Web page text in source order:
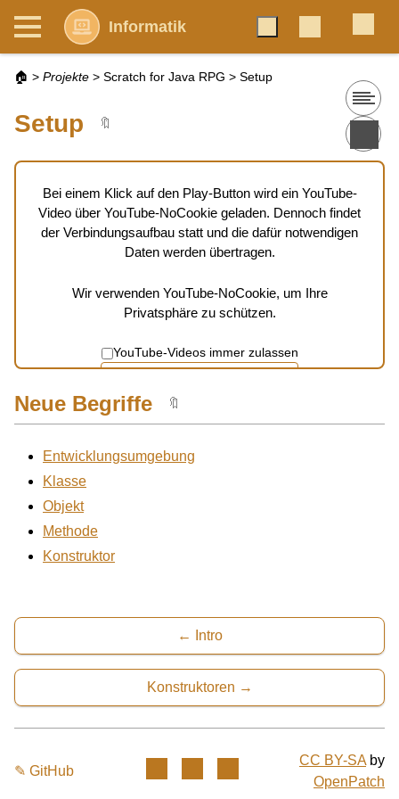
Informatik
🏠 > Projekte > Scratch for Java RPG > Setup
Setup 🔖
Bei einem Klick auf den Play-Button wird ein YouTube-
Video über YouTube-NoCookie geladen. Dennoch findet
der Verbindungsaufbau statt und die dafür notwendigen
Daten werden übertragen.
Wir verwenden YouTube-NoCookie, um Ihre
Privatsphäre zu schützen.
YouTube-Videos immer zulassen
Neue Begriffe 🔖
Entwicklungsumgebung
Klasse
Objekt
Methode
Konstruktor
Intro
Konstruktoren
✎ GitHub
CC BY-SA by
OpenPatch